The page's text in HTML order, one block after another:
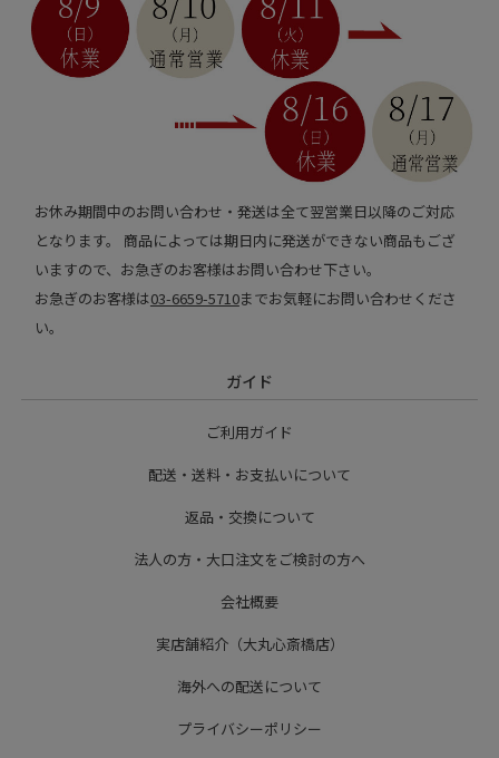
お休み期間中のお問い合わせ・発送は全て翌営業日以降のご対応
となります。 商品によっては期日内に発送ができない商品もござ
いますので、お急ぎのお客様はお問い合わせ下さい。
お急ぎのお客様は03-6659-5710までお気軽にお問い合わせくださ
い。
ガイド
ご利用ガイド
配送・送料・お支払いについて
返品・交換について
法人の方・大口注文をご検討の方へ
会社概要
実店舗紹介（大丸心斎橋店）
海外への配送について
プライバシーポリシー